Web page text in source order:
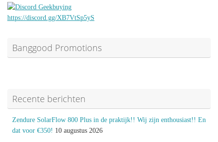
https://discord.gg/XB7VtSp5yS
Banggood Promotions
Recente berichten
Zendure SolarFlow 800 Plus in de praktijk!! Wij zijn enthousiast!! En
dat voor €350! 10 augustus 2026